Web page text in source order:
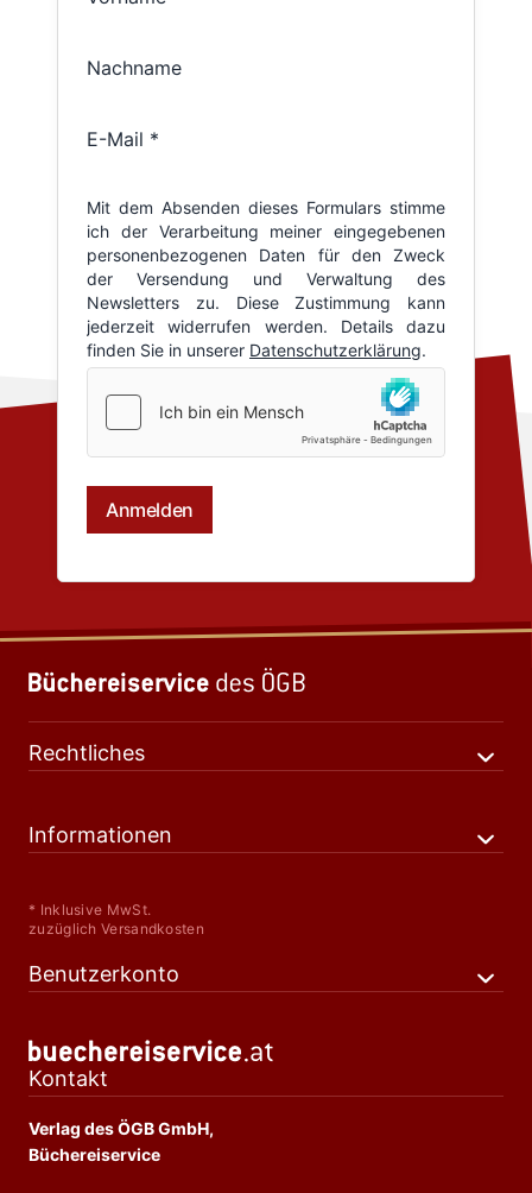
Rechtliches
Informationen
* Inklusive MwSt.
zuzüglich Versandkosten
Benutzerkonto
Kontakt
Verlag des ÖGB GmbH,
Büchereiservice